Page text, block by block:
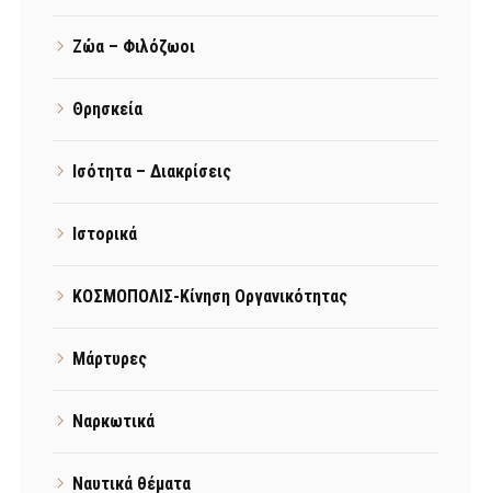
Ζώα – Φιλόζωοι
Θρησκεία
Ισότητα – Διακρίσεις
Ιστορικά
ΚΟΣΜΟΠΟΛΙΣ-Κίνηση Οργανικότητας
Μάρτυρες
Ναρκωτικά
Ναυτικά θέματα